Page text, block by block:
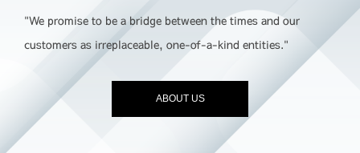
"We promise to be a bridge between the times and our
customers as irreplaceable, one-of-a-kind entities."
ABOUT US